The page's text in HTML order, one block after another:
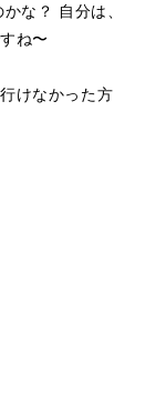
な？ 自分は、
ね〜
けなかった方